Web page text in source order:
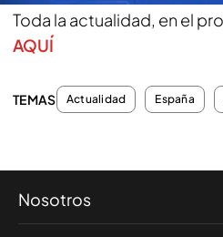
Toda la actualidad, en el
AQUÍ
TEMAS Actualidad España
Nosotros